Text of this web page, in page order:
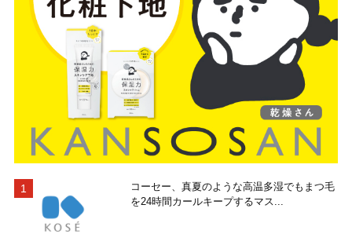
コーセー、真夏のような高温多湿でもまつ毛
を24時間カールキープするマス...